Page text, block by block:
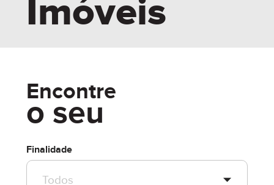
Imóveis
Encontre
o seu
Finalidade